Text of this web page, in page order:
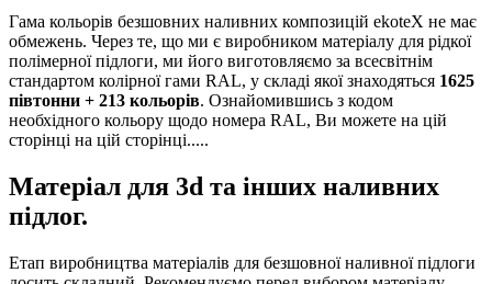
Гама кольорів безшовних наливних композицій ekoteX не має
обмежень. Через те, що ми є виробником матеріалу для рідкої
полімерної підлоги, ми його виготовляємо за всесвітнім
стандартом колірної гами RAL, у складі якої знаходяться 1625
півтонни + 213 кольорів. Ознайомившись з кодом
необхідного кольору щодо номера RAL, Ви можете на цій
сторінці на цій сторінці.....
Матеріал для 3d та інших наливних
підлог.
Етап виробництва матеріалів для безшовної наливної підлоги